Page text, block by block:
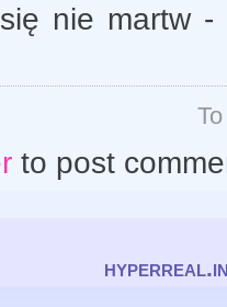
nie martw
to post